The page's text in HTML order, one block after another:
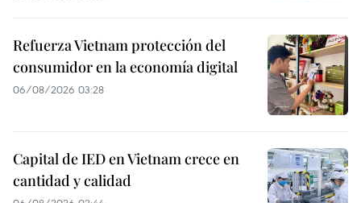
Refuerza Vietnam protección del
consumidor en la economía digital
06/08/2026 03:28
Capital de IED en Vietnam crece en
cantidad y calidad